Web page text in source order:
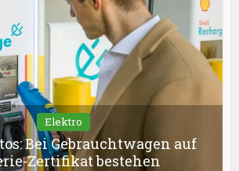
Elektro
Bei Gebrauchtwagen auf
Zertifikat bestehen